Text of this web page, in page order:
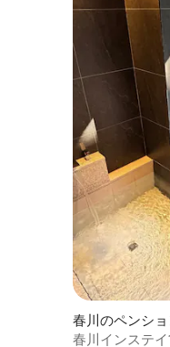
春川のペンシ
春川インステ